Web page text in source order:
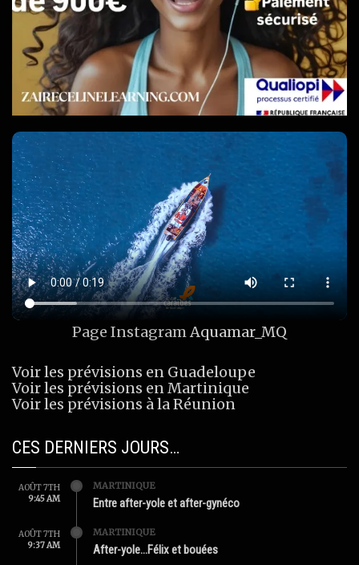
Page Instagram Aquamar_MQ
Voir les prévisions en Guadeloupe
Voir les prévisions en Martinique
Voir les prévisions à la Réunion
CES DERNIERS JOURS…
AOÛT 7TH
9:45 AM
MARTINIQUE
Entre after-yole et after-gynéco
AOÛT 7TH
9:37 AM
MARTINIQUE
After-yole…Félix et bouées